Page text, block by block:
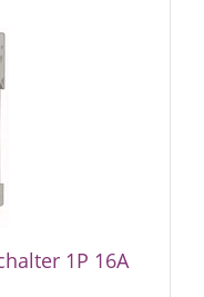
1P 16A